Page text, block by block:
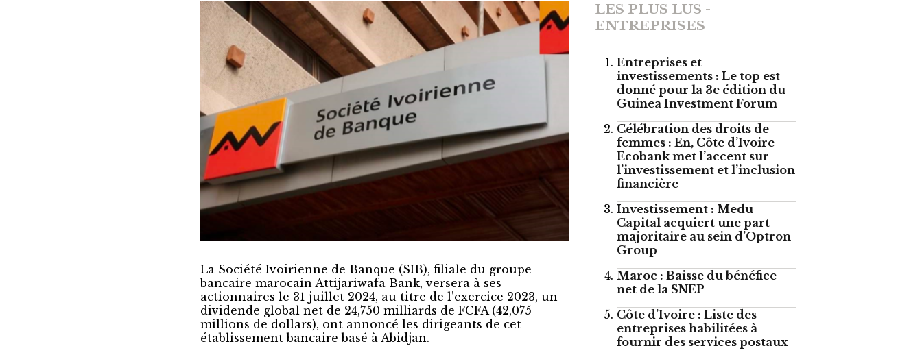
La Société Ivoirienne de Banque (SIB), filiale du groupe
bancaire marocain Attijariwafa Bank, versera à ses
actionnaires le 31 juillet 2024, au titre de l’exercice 2023, un
dividende global net de 24,750 milliards de FCFA (42,075
millions de dollars), ont annoncé les dirigeants de cet
établissement bancaire basé à Abidjan.
LES PLUS LUS -
ENTREPRISES
Entreprises et
investissements : Le top est
donné pour la 3e édition du
Guinea Investment Forum
Célébration des droits de
femmes : En, Côte d’Ivoire
Ecobank met l’accent sur
l’investissement et l’inclusion
financière
Investissement : Medu
Capital acquiert une part
majoritaire au sein d’Optron
Group
Maroc : Baisse du bénéfice
net de la SNEP
Côte d’Ivoire : Liste des
entreprises habilitées à
fournir des services postaux